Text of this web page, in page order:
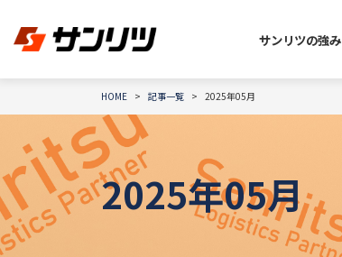
サンリツの強み
HOME 記事一覧 2025年05月
2025年05月